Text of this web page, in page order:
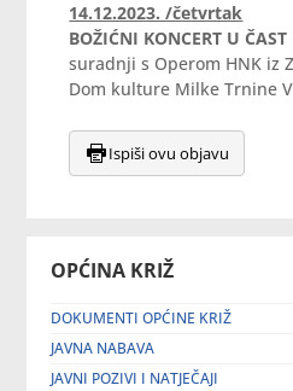
OPĆINA KRIŽ
DOKUMENTI OPĆINE KRIŽ
JAVNA NABAVA
JAVNI POZIVI I NATJEČAJI
14.12.2023. /četvrtak
BOŽIĆNI KONCERT U
suradnji s Operom HNK iz
Dom kulture Milke Trnine
Ispiši ovu objavu